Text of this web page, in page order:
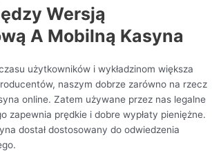
Wersją
A Mobilną Kasyna
użytkowników i wykładzinom większa
naszym dobrze zarówno na rzecz
online. Zatem używane przez nas legalne
zapewnia prędkie i dobre wypłaty pieniężne.
dostał dostosowany do odwiedzenia